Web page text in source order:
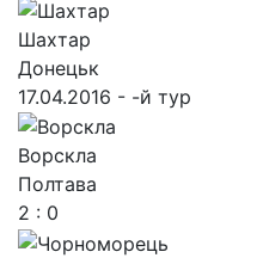
Шахтар
Донецьк
17.04.2016 - -й тур
Ворскла
Полтава
2 : 0